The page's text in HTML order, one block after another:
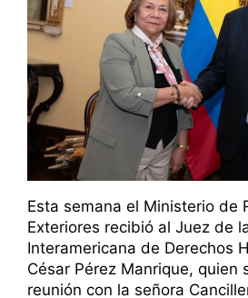
Esta semana el Ministerio de
Exteriores recibió al Juez de
Interamericana de Derechos
César Pérez Manrique, quien
reunión con la señora